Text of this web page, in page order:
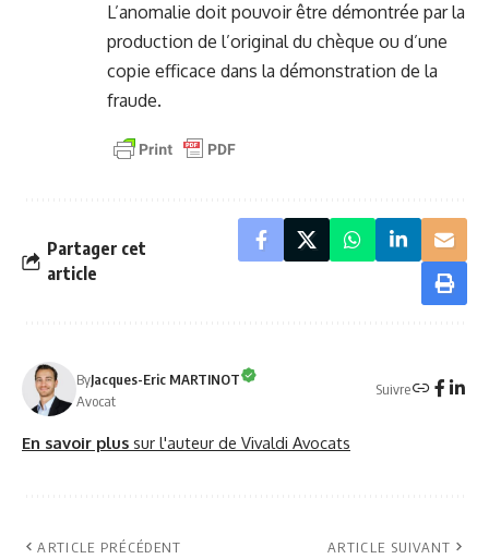
L’anomalie doit pouvoir être démontrée par la
production de l’original du chèque ou d’une
copie efficace dans la démonstration de la
fraude.
Partager cet
article
ByJacques-Eric MARTINOT
Avocat
Suivre
En savoir plus sur l'auteur de Vivaldi Avocats
ARTICLE PRÉCÉDENT ARTICLE SUIVANT